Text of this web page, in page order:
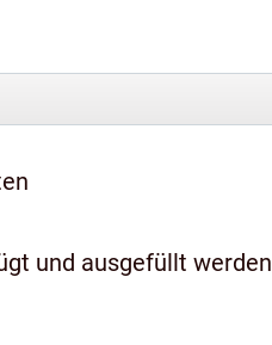
und ausgefüllt werden